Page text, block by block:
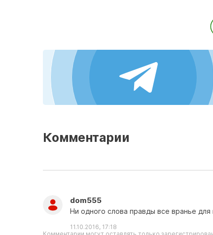
Комментарии
dom555
Ни одного слова правды все вранье для
11.10.2016, 17:18
Комментарии могут оставлять только